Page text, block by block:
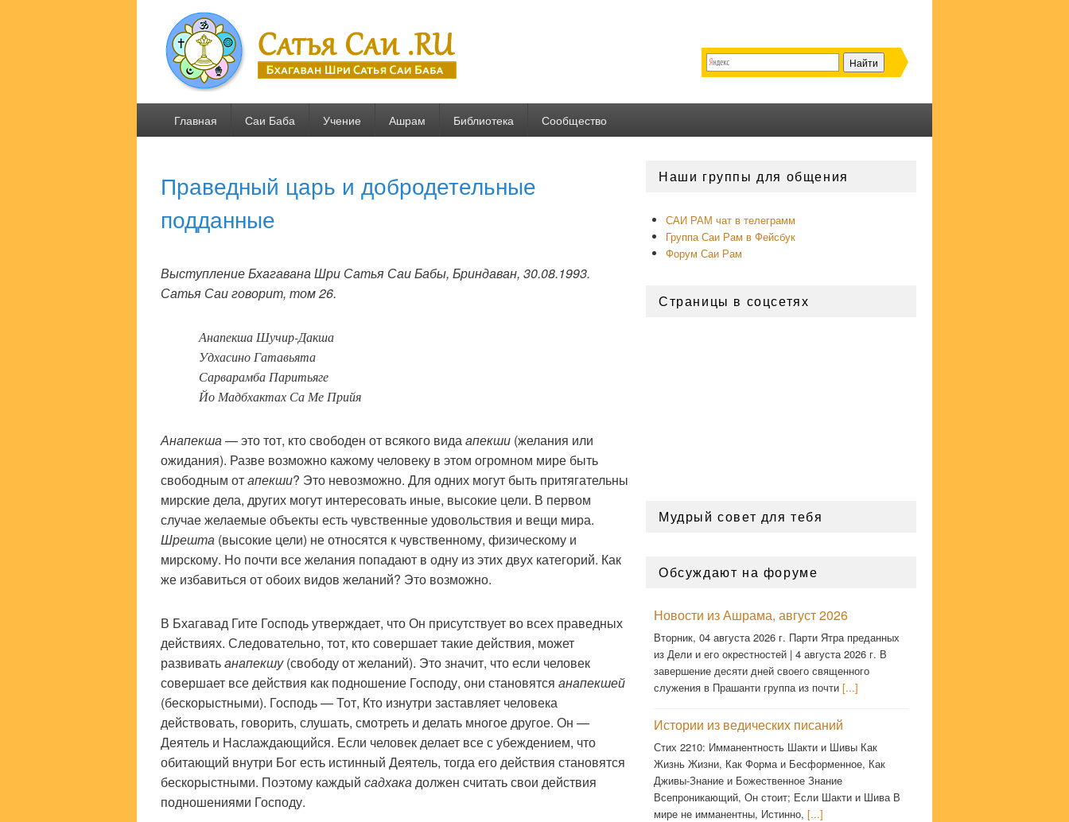
Сатья Саи .RU
Бхагаван Шри Сатья Саи Баба
Главная Саи Баба Учение Ашрам Библиотека Сообщество
Праведный царь и добродетельные
подданные
Выступление Бхагавана Шри Сатья Саи Бабы, Бриндаван, 30.08.1993.
Сатья Саи говорит, том 26.
Анапекша Шучир-Дакша
Удхасино Гатавьята
Сарварамба Паритьяге
Йо Мадбхактах Са Ме Прийя
Анапекша— это тот, кто свободен от всякого видаапекши (желания или
ожидания). Разве возможно кажому человеку в этом огромном мире быть
свободным отапекши? Это невозможно. Для одних могут быть притягательны
мирские дела, других могут интересовать иные, высокие цели. В первом
случае желаемые объекты есть чувственные удовольствия и вещи мира.
Шрешта (высокие цели) не относятся к чувственному, физическому и
мирскому. Но почти все желания попадают в одну из этих двух категорий. Как
же избавиться от обоих видов желаний? Это возможно.
В Бхагавад Гите Господь утверждает, что Он присутствует во всех праведных
действиях. Следовательно, тот, кто совершает такие действия, может
развиватьанапекшу(свободу от желаний). Это значит, что если человек
совершает все действия как подношение Господу, они становятся анапекшей
(бескорыстными). Господь — Тот, Кто изнутри заставляет человека
действовать, говорить, слушать, смотреть и делать многое другое. Он —
Деятель и Наслаждающийся. Если человек делает все с убеждением, что
обитающий внутри Бог есть истинный Деятель, тогда его действия становятся
бескорыстными. Поэтому каждый садхакадолжен считать свои действия
подношениями Господу.
основной
Наши группы для общения
САИ РАМ чат в телеграмм
Группа Саи Рам в Фейсбук
Форум Саи Рам
Страницы в соцсетях
Мудрый совет для тебя
Обсуждают на форуме
Новости из Ашрама, август 2026
Вторник, 04 августа 2026 г. Парти Ятра преданных
из Дели и его окрестностей | 4 августа 2026 г. В
завершение десяти дней своего священного
служения в Прашанти группа из почти [...]
Истории из ведических писаний
Стих 2210: Имманентность Шакти и Шивы Как
Жизнь Жизни, Как Форма и Бесформенное, Как
Дживы-Знание и Божественное Знание
Всепроникающий, Он стоит; Если Шакти и Шива В
мире не имманентны, Истинно, [...]